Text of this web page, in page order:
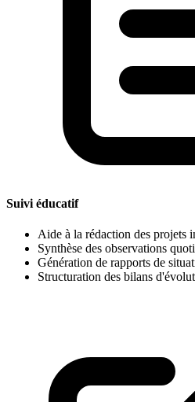
Suivi éducatif
Aide à la rédaction des projets
Synthèse des observations
Génération de rapports de
Structuration des bilans